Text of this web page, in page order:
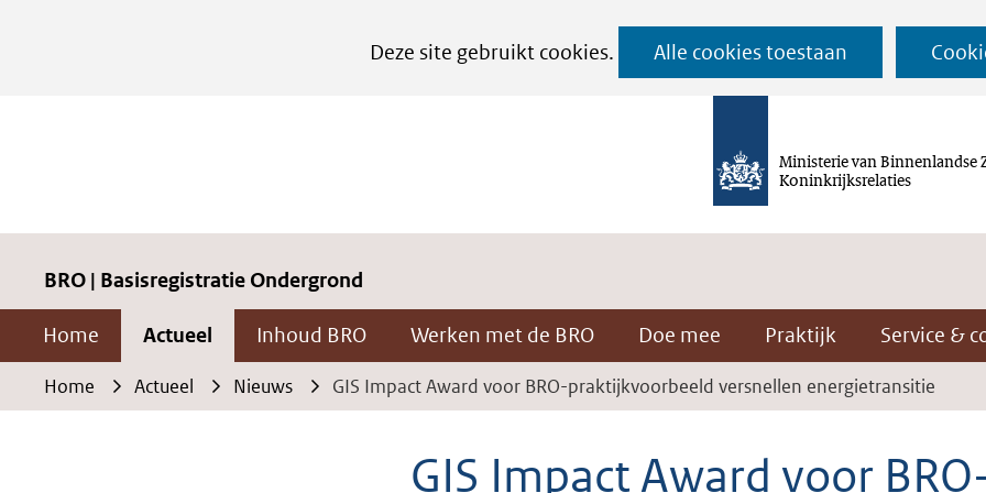
Deze site gebruikt cookies.
van
cookies
op
deze
website
worden
Alle cookies toestaan
Ga
naar
de
Ministerie van Binnenlandse
Koninkrijksrelaties
BRO | Basisregistratie Ondergrond
Home Actueel Inhoud BRO Werken met de BRO Doe mee Praktijk Service &
Home Actueel Nieuws GIS Impact Award voor BRO-praktijkvoorbeeld versnellen energietransitie
GIS Impact Award voor